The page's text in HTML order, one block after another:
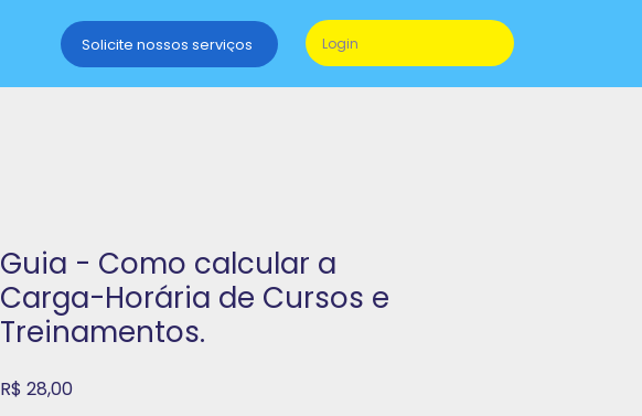
Solicite nossos serviços Login
Guia - Como calcular a
Carga-Horária de Cursos e
Treinamentos.
R$ 28,00Preço